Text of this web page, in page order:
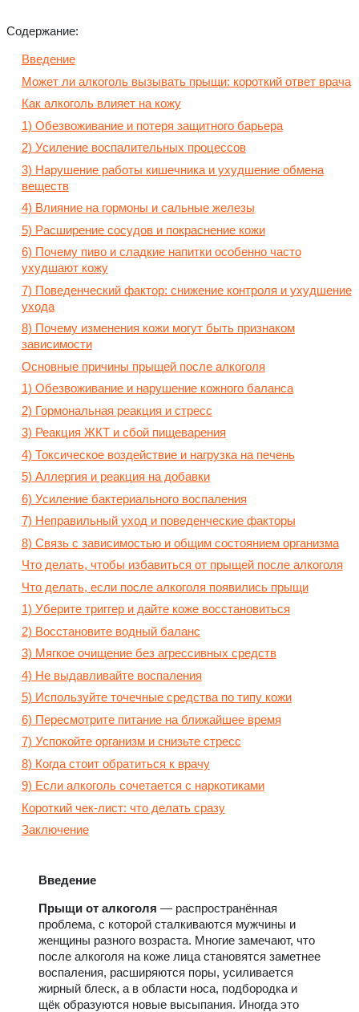
Содержание:
Введение
Может ли алкоголь вызывать прыщи: короткий ответ врача
Как алкоголь влияет на кожу
1) Обезвоживание и потеря защитного барьера
2) Усиление воспалительных процессов
3) Нарушение работы кишечника и ухудшение обмена
веществ
4) Влияние на гормоны и сальные железы
5) Расширение сосудов и покраснение кожи
6) Почему пиво и сладкие напитки особенно часто
ухудшают кожу
7) Поведенческий фактор: снижение контроля и ухудшение
ухода
8) Почему изменения кожи могут быть признаком
зависимости
Основные причины прыщей после алкоголя
1) Обезвоживание и нарушение кожного баланса
2) Гормональная реакция и стресс
3) Реакция ЖКТ и сбой пищеварения
4) Токсическое воздействие и нагрузка на печень
5) Аллергия и реакция на добавки
6) Усиление бактериального воспаления
7) Неправильный уход и поведенческие факторы
8) Связь с зависимостью и общим состоянием организма
Что делать, чтобы избавиться от прыщей после алкоголя
Что делать, если после алкоголя появились прыщи
1) Уберите триггер и дайте коже восстановиться
2) Восстановите водный баланс
3) Мягкое очищение без агрессивных средств
4) Не выдавливайте воспаления
5) Используйте точечные средства по типу кожи
6) Пересмотрите питание на ближайшее время
7) Успокойте организм и снизьте стресс
8) Когда стоит обратиться к врачу
9) Если алкоголь сочетается с наркотиками
Короткий чек-лист: что делать сразу
Заключение
Введение
Прыщи от алкоголя — распространённая
проблема, с которой сталкиваются мужчины и
женщины разного возраста. Многие замечают, что
после алкоголя на коже лица становятся заметнее
воспаления, расширяются поры, усиливается
жирный блеск, а в области носа, подбородка и
щёк образуются новые высыпания. Иногда это